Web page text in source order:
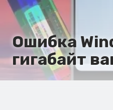
Ошибка
гигабайт